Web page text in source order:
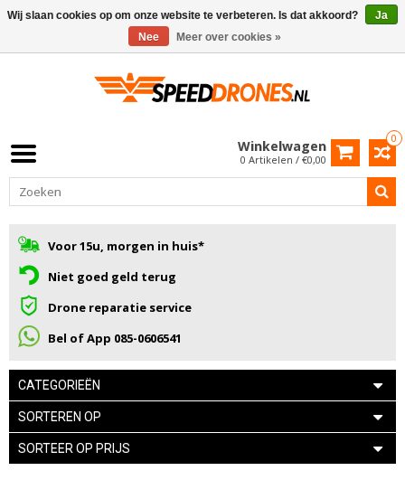
0
Winkelwagen
0 Artikelen / €0,00
Voor 15u, morgen in huis*
Niet goed geld terug
Drone reparatie service
Bel of App 085-0606541
CATEGORIEËN
SORTEREN OP
SORTEER OP PRIJS
Wij slaan cookies op om onze website te verbeteren. Is dat akkoord?
Ja
Nee
Meer over cookies »